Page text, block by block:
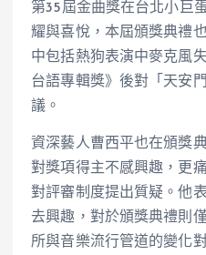
第35屆金曲獎在台北小巨
耀與喜悅，本屆頒獎典禮
中包括熱狗表演中麥克風
台語專輯獎》後對「天安
議。
資深藝人曹西平也在頒獎
對獎項得主不感興趣，更
對評審制度提出質疑。他
去興趣，對於頒獎典禮則
所與音樂流行管道的變化